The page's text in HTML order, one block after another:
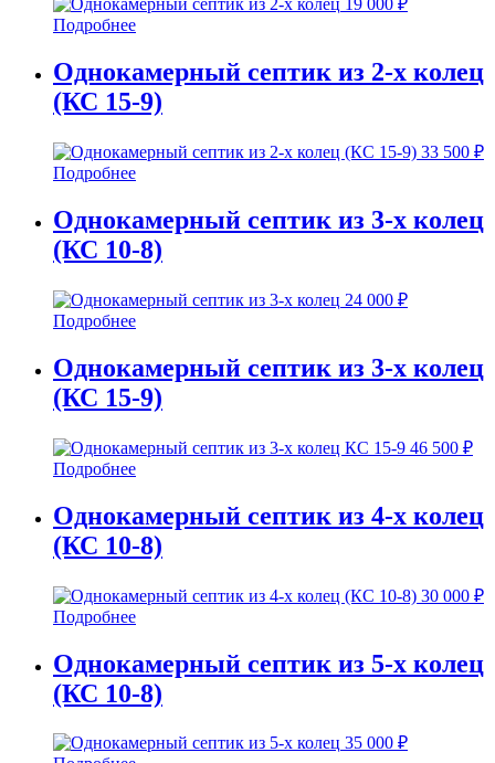
19 000 ₽
Подробнее
Однокамерный септик из 2-х колец
(КС 15-9)
33 500 ₽
Подробнее
Однокамерный септик из 3-х колец
(КС 10-8)
24 000 ₽
Подробнее
Однокамерный септик из 3-х колец
(КС 15-9)
46 500 ₽
Подробнее
Однокамерный септик из 4-х колец
(КС 10-8)
30 000 ₽
Подробнее
Однокамерный септик из 5-х колец
(КС 10-8)
35 000 ₽